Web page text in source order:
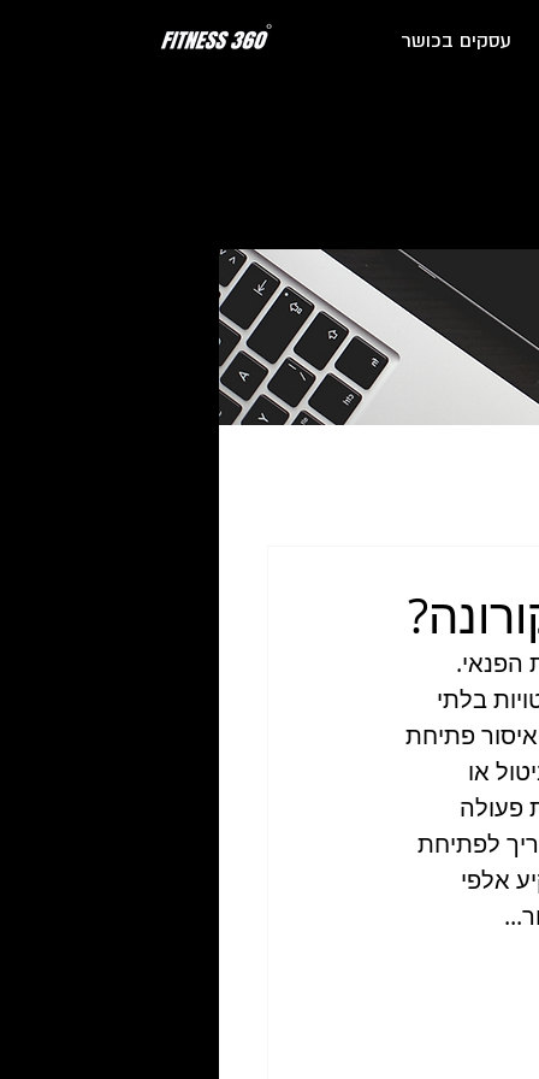
עסקים בכושר
הפנאי.
בלתי
על התקהלות של יותר מ-10 אנשים ואיסור פתיחת
או
פעולה
לפתיחת
אלפי